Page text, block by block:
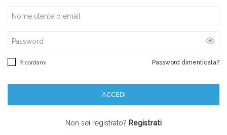
Password dimenticata?
Ricordami
Non sei registrato? Registrati